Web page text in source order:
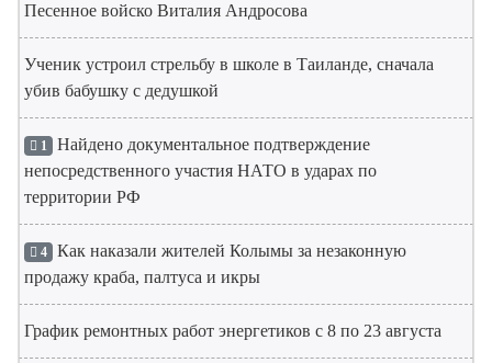
Песенное войско Виталия Андросова
Ученик устроил стрельбу в школе в Таиланде, сначала
убив бабушку с дедушкой
1 Найдено документальное подтверждение
непосредственного участия НАТО в ударах по
территории РФ
4 Как наказали жителей Колымы за незаконную
продажу краба, палтуса и икры
График ремонтных работ энергетиков с 8 по 23 августа